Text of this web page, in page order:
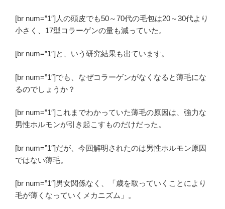
[br num=”1″]人の頭皮でも50～70代の毛包は20～30代より
小さく、17型コラーゲンの量も減っていた。
[br num=”1″]と、いう研究結果も出ています。
[br num=”1″]でも、なぜコラーゲンがなくなると薄毛にな
るのでしょうか？
[br num=”1″]これまでわかっていた薄毛の原因は、強力な
男性ホルモンが引き起こすものだけだった。
[br num=”1″]だが、今回解明されたのは男性ホルモン原因
ではない薄毛。
[br num=”1″]男女関係なく、「歳を取っていくことにより
毛が薄くなっていくメカニズム」。